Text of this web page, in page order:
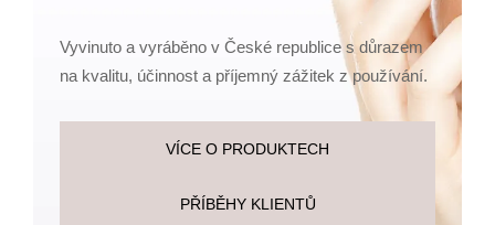
Vyvinuto a vyráběno v České republice s důrazem
na kvalitu, účinnost a příjemný zážitek z používání.
VÍCE O PRODUKTECH
PŘÍBĚHY KLIENTŮ